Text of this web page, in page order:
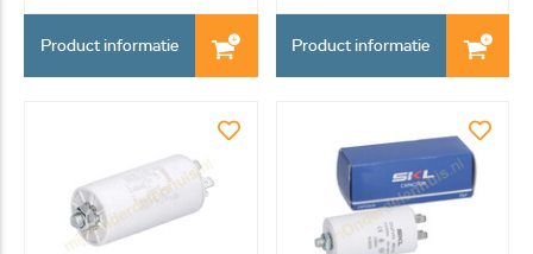
Product informatie Product informatie